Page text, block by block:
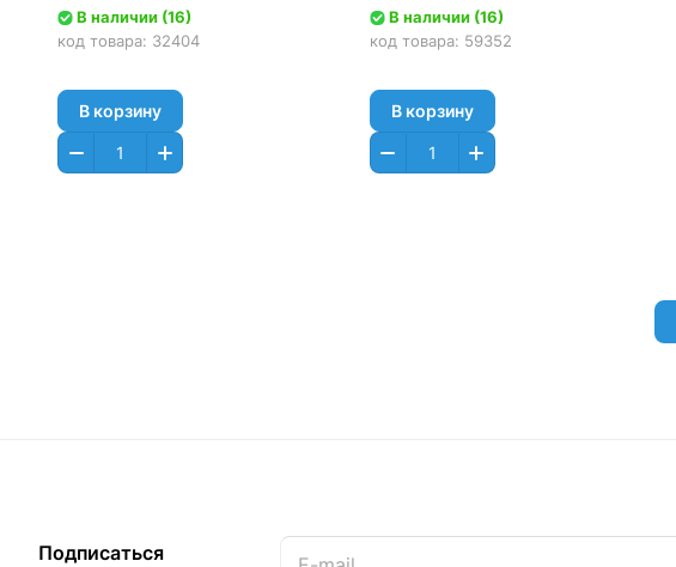
3205/ SCX4500 Asia AC
Зеленый
В наличии (16)
код товара: 32404
В корзину
M6607 [PC-211EV] CHINA
тип втулка 9mm
В наличии (16)
код товара: 59352
В корзину
Подписаться